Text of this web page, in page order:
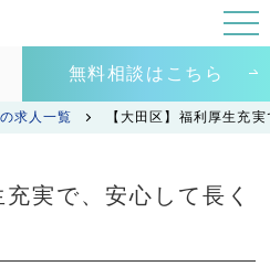
無料相談はこちら
求人一覧 【大田区】福利厚生充
充実で、安心して長く